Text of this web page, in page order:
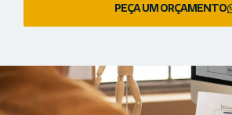
PEÇA UM ORÇAMENTO